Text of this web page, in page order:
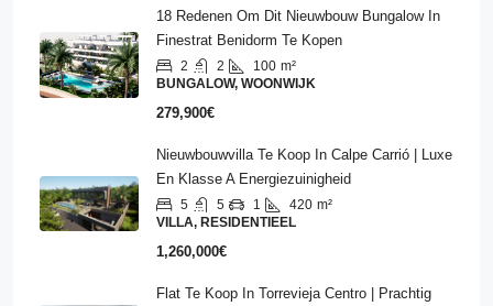
18 Redenen Om Dit Nieuwbouw Bungalow In
Finestrat Benidorm Te Kopen
2 2 100 m²
BUNGALOW, WOONWIJK
279,900€
Nieuwbouwvilla Te Koop In Calpe Carrió | Luxe
En Klasse A Energiezuinigheid
5 5 1 420 m²
VILLA, RESIDENTIEEL
1,260,000€
Flat Te Koop In Torrevieja Centro | Prachtig